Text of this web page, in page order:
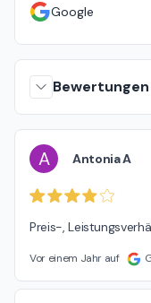
Google
A Antonia A
Preis-,
Vor einem Jahr auf